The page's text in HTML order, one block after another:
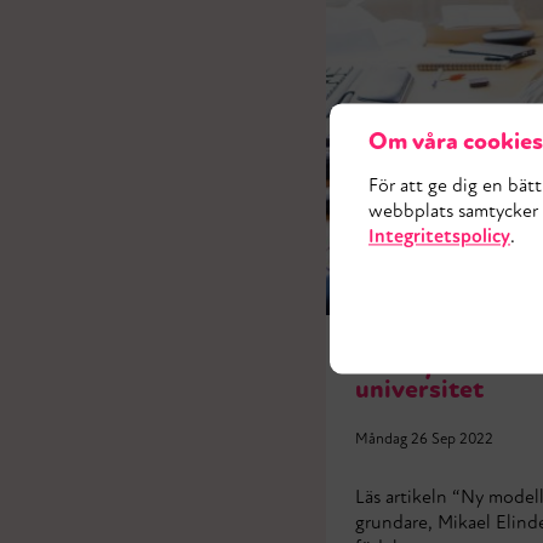
Om våra cookies
För att ge dig en
webbplats
Integritetspolicy.
universitet
Måndag 26 Sep 2022
Läs artikeln “Ny
grundare, Mikael